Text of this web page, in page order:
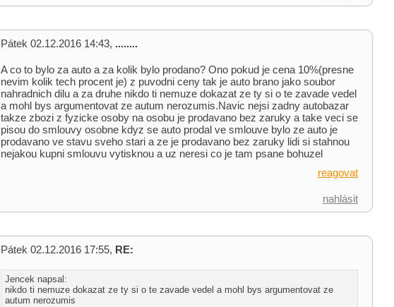
Pátek 02.12.2016 14:43, ........
A co to bylo za auto a za kolik bylo prodano? Ono pokud je cena 10%(presne
nevim kolik tech procent je) z puvodni ceny tak je auto brano jako soubor
nahradnich dilu a za druhe nikdo ti nemuze dokazat ze ty si o te zavade vedel
a mohl bys argumentovat ze autum nerozumis.Navic nejsi zadny autobazar
takze zbozi z fyzicke osoby na osobu je prodavano bez zaruky a take veci se
pisou do smlouvy osobne kdyz se auto prodal ve smlouve bylo ze auto je
prodavano ve stavu sveho stari a ze je prodavano bez zaruky lidi si stahnou
nejakou kupni smlouvu vytisknou a uz neresi co je tam psane bohuzel
reagovat
nahlásit
Pátek 02.12.2016 17:55, RE:
Jencek napsal:
nikdo ti nemuze dokazat ze ty si o te zavade vedel a mohl bys argumentovat ze
autum nerozumis